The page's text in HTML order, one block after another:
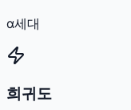
α세대
희귀도